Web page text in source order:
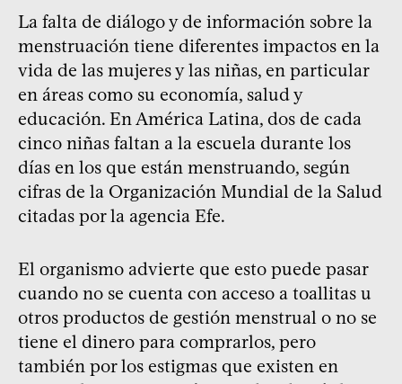
La falta de diálogo y de información sobre la
menstruación tiene diferentes impactos en la
vida de las mujeres y las niñas, en particular
en áreas como su economía, salud y
educación. En América Latina, dos de cada
cinco niñas faltan a la escuela durante los
días en los que están menstruando, según
cifras de la Organización Mundial de la Salud
citadas por la agencia Efe.
El organismo advierte que esto puede pasar
cuando no se cuenta con acceso a toallitas u
otros productos de gestión menstrual o no se
tiene el dinero para comprarlos, pero
también por los estigmas que existen en